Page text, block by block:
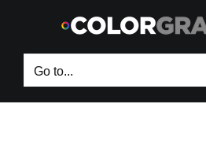
content
Go to...